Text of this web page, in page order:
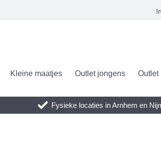
Kleine maatjes Outlet jongens Outlet
Fysieke locaties in Arnhem en